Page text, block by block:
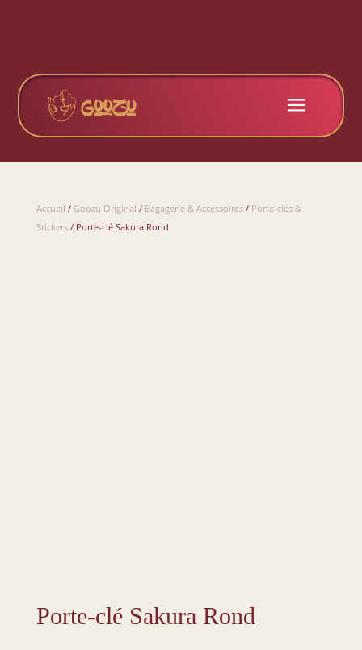
a
Accueil / Goozu Original / Bagagerie & Accessoires/ Porte-clés &
Stickers/ Porte-clé Sakura Rond
Porte-clé Sakura Rond